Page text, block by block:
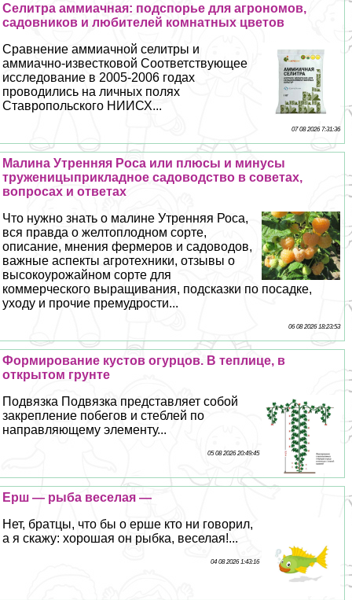
Селитра аммиачная: подспорье для агрономов,
садовников и любителей комнатных цветов
Сравнение аммиачной селитры и
аммиачно-известковой Соответствующее
исследование в 2005-2006 годах
проводились на личных полях
Ставропольского НИИСХ...
07 08 2026 7:31:36
Малина Утренняя Роса или плюсы и минусы
труженицыприкладное садоводство в советах,
вопросах и ответах
Что нужно знать о малине Утренняя Роса,
вся правда о желтоплодном сорте,
описание, мнения фермеров и садоводов,
важные аспекты агротехники, отзывы о
высокоурожайном сорте для
коммерческого выращивания, подсказки по посадке,
уходу и прочие премудрости...
06 08 2026 18:23:53
Формирование кустов огурцов. В теплице, в
открытом грунте
Подвязка Подвязка представляет собой
закрепление побегов и стeблей по
направляющему элементу...
05 08 2026 20:49:45
Ерш — рыба веселая —
Нет, братцы, что бы о ерше кто ни говорил,
а я скажу: хорошая он рыбка, веселая!...
04 08 2026 1:43:16